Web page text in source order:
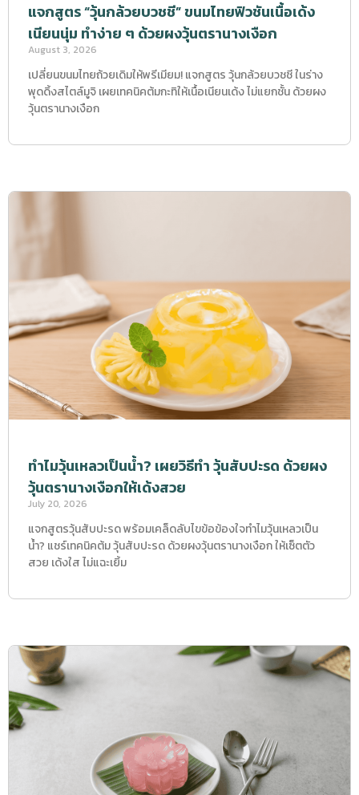
แจกสูตร “วุ้นกล้วยบวชชี” ขนมไทยฟิวชันเนื้อเด้ง
เนียนนุ่ม ทำง่าย ๆ ด้วยผงวุ้นตรานางเงือก
August 3, 2026
เปลี่ยนขนมไทยถ้วยเดิมให้พรีเมียม! แจกสูตร วุ้นกล้วยบวชชี ในร่าง
พุดดิ้งสไตล์มูจิ เผยเทคนิคต้มกะทิให้เนื้อเนียนเด้ง ไม่แยกชั้น ด้วยผง
วุ้นตรานางเงือก
ทำไมวุ้นเหลวเป็นน้ำ? เผยวิธีทำ วุ้นสับปะรด ด้วยผง
วุ้นตรานางเงือกให้เด้งสวย
July 20, 2026
แจกสูตรวุ้นสับปะรด พร้อมเคล็ดลับไขข้อข้องใจทำไมวุ้นเหลวเป็น
น้ำ? แชร์เทคนิคต้ม วุ้นสับปะรด ด้วยผงวุ้นตรานางเงือก ให้เซ็ตตัว
สวย เด้งใส ไม่แฉะเยิ้ม